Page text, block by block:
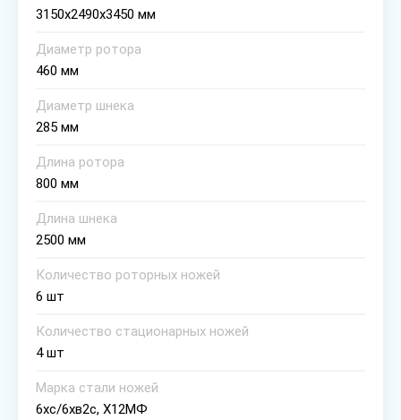
3150х2490х3450 мм
Диаметр ротора
460 мм
Диаметр шнека
285 мм
Длина ротора
800 мм
Длина шнека
2500 мм
Количество роторных ножей
6 шт
Количество стационарных ножей
4 шт
Марка стали ножей
6хс/6хв2с, Х12МФ